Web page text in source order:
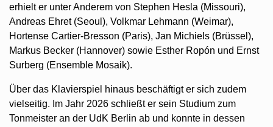
erhielt er unter Anderem von Stephen Hesla (Missouri),
Andreas Ehret (Seoul), Volkmar Lehmann (Weimar),
Hortense Cartier-Bresson (Paris), Jan Michiels (Brüssel),
Markus Becker (Hannover) sowie Esther Ropón und Ernst
Surberg (Ensemble Mosaik).
Über das Klavierspiel hinaus beschäftigt er sich zudem
vielseitig. Im Jahr 2026 schließt er sein Studium zum
Tonmeister an der UdK Berlin ab und konnte in dessen